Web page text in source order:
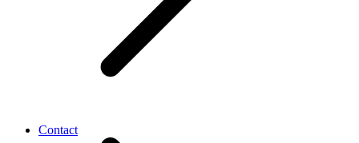
Contact